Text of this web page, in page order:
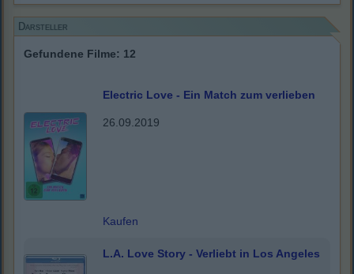
Darsteller
Gefundene Filme: 12
Electric Love - Ein Match zum verlieben
26.09.2019
Kaufen
L.A. Love Story - Verliebt in Los Angeles